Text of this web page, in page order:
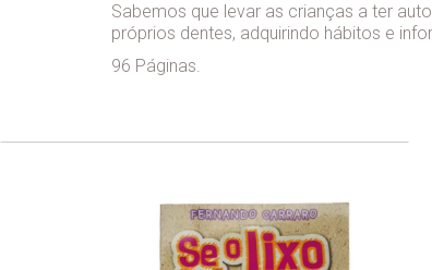
Sabemos que levar as crianças a ter
próprios dentes, adquirindo hábitos e
96 Páginas.